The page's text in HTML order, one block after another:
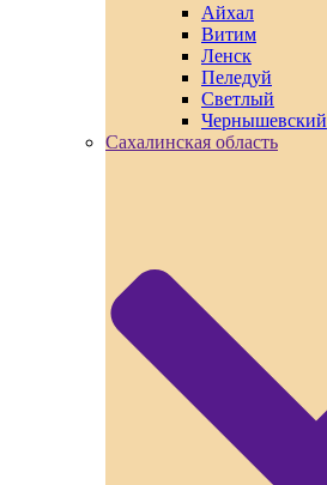
Айхал
Витим
Ленск
Пеледуй
Светлый
Чернышевский
Сахалинская область